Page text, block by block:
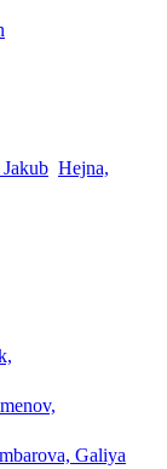
Hejna,
Galiya